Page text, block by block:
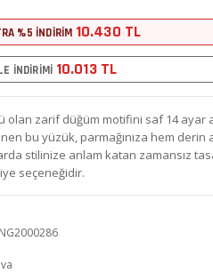
%5 İNDİRİM 10.430 TL
İNDİRİMİ 10.013 TL
olan zarif düğüm motifini saf 14 ayar
bu yüzük, parmağınıza hem derin
stilinize anlam katan zamansız
seçeneğidir.